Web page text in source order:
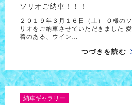
ソリオご納車！！！
２０１９年３月１６日（土） Ｏ様のソ
リオをご納車させていただきました 愛
着のある、ウイン…
つづきを読む
納車ギャラリー